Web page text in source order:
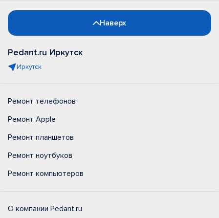
Наверх
Pedant.ru Иркутск
Иркутск
Ремонт телефонов
Ремонт Apple
Ремонт планшетов
Ремонт ноутбуков
Ремонт компьютеров
О компании Pedant.ru